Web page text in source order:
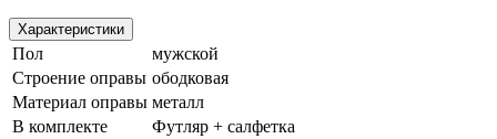
Характеристики
Пол
мужской
Строение оправы ободковая
Материал оправы металл
В комплекте
Футляр + салфетка